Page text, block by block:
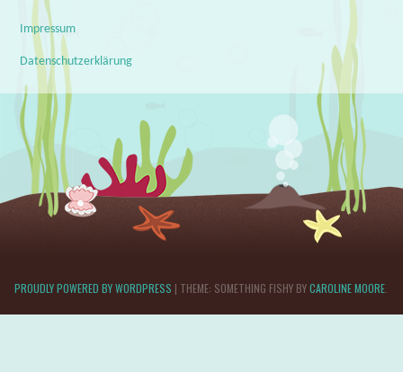
Impressum
Datenschutzerklärung
PROUDLY POWERED BY WORDPRESS | THEME: SOMETHING FISHY BYCAROLINE MOORE